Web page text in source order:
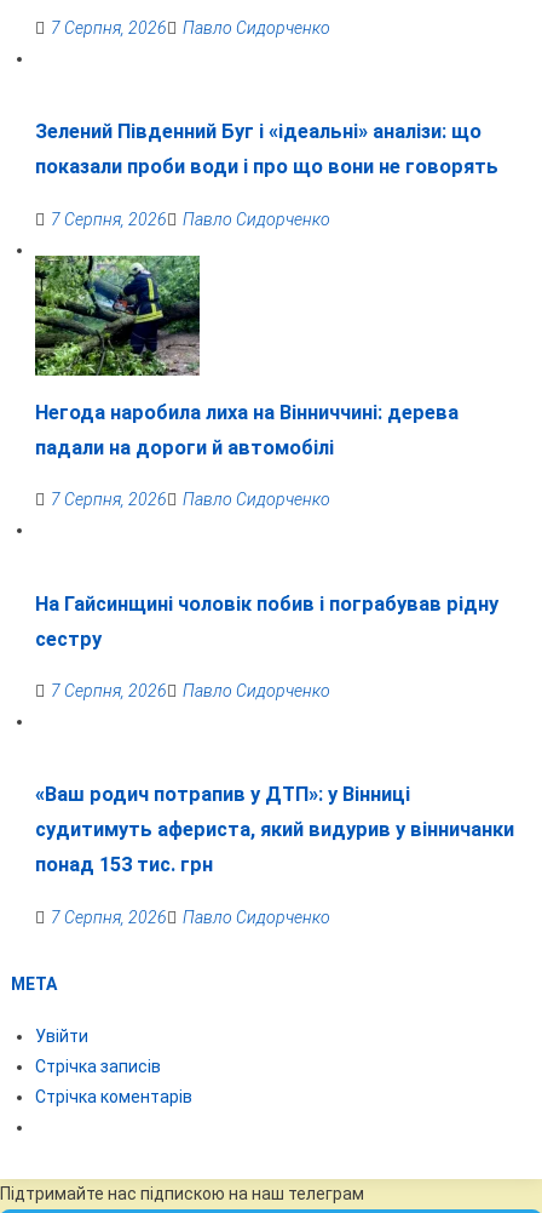
7 Серпня, 2026 Павло Сидорченко
Зелений Південний Буг і «ідеальні» аналізи: що
показали проби води і про що вони не говорять
7 Серпня, 2026 Павло Сидорченко
Негода наробила лиха на Вінниччині: дерева
падали на дороги й автомобілі
7 Серпня, 2026 Павло Сидорченко
На Гайсинщині чоловік побив і пограбував рідну
сестру
7 Серпня, 2026 Павло Сидорченко
«Ваш родич потрапив у ДТП»: у Вінниці
судитимуть афериста, який видурив у вінничанки
понад 153 тис. грн
7 Серпня, 2026 Павло Сидорченко
МЕТА
Увійти
Стрічка записів
Стрічка коментарів
Підтримайте нас підпискою на наш телеграм